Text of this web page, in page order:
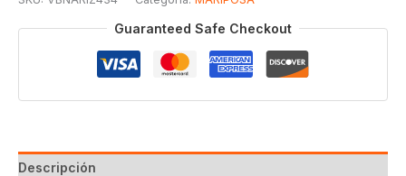
NARIZ
PARA
cantidad
Guaranteed Safe Checkout
Descripción